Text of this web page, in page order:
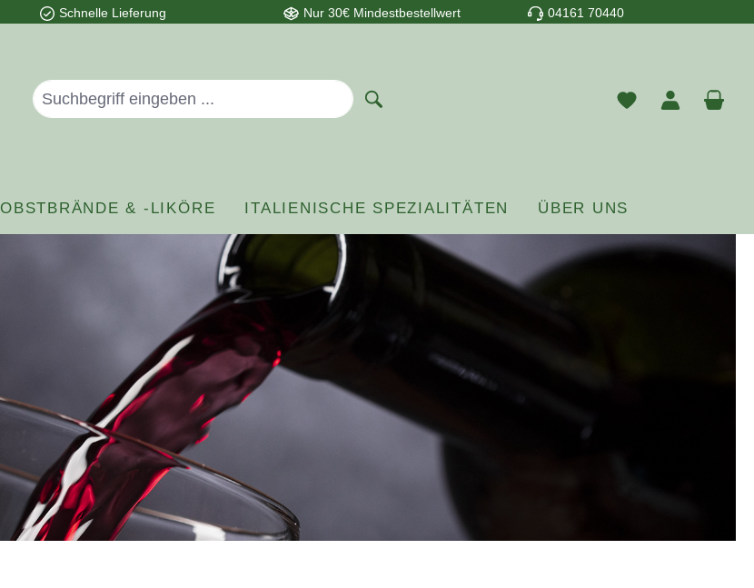
Schnelle Lieferung Nur 30€ Mindestbestellwert 04161 70440
Du hast 0
OBSTBRÄNDE & -LIKÖRE ITALIENISCHE SPEZIALITÄTEN ÜBER UNS